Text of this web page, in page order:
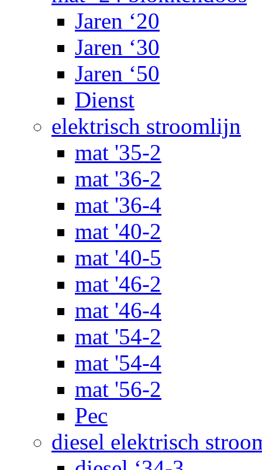
Jaren ‘20
Jaren ‘30
Jaren ‘50
Dienst
elektrisch stroomlijn
mat '35-2
mat '36-2
mat '36-4
mat '40-2
mat '40-5
mat '46-2
mat '46-4
mat '54-2
mat '54-4
mat '56-2
Pec
diesel elektrisch